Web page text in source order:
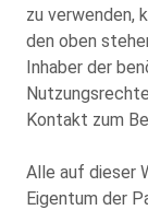
zu verwenden,
den oben
Inhaber der
Kontakt zum
Alle auf dieser
Eigentum der